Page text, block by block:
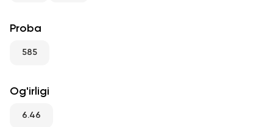
Proba
585
Og'irligi
6.46